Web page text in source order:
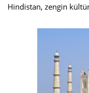
Hindistan, zengin